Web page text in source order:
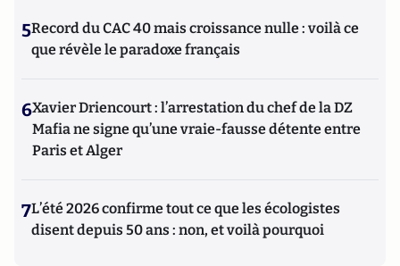
5Record du CAC 40 mais croissance nulle : voilà ce
que révèle le paradoxe français
6Xavier Driencourt : l’arrestation du chef de la DZ
Mafia ne signe qu’une vraie-fausse détente entre
Paris et Alger
7L’été 2026 confirme tout ce que les écologistes
disent depuis 50 ans : non, et voilà pourquoi